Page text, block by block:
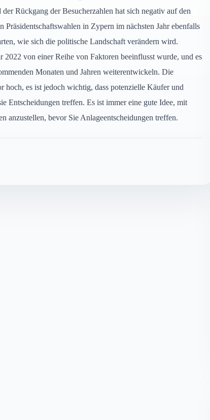
Rückgang der Besucherzahlen hat sich negativ auf den
in Zypern im nächsten Jahr ebenfalls
wie sich die politische Landschaft verändern wird.
von einer Reihe von Faktoren beeinflusst wurde, und es
Monaten und Jahren weiterentwickeln. Die
es ist jedoch wichtig, dass potenzielle Käufer und
Entscheidungen treffen. Es ist immer eine gute Idee, mit
anzustellen, bevor Sie Anlageentscheidungen treffen.